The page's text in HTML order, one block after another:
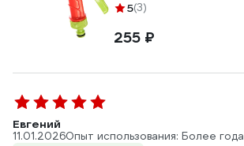
5(3)
255 ₽
Евгений
11.01.2026Опыт использования: Более года